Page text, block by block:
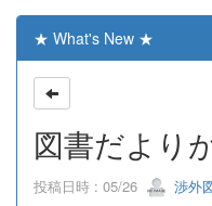
★ What's New ★
図書だより
投稿日時 : 05/26 渉外